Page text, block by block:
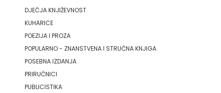
PLANJAX
KOMERC
POETIKA
POPULUS
DJEČJA KNJIŽEVNOST
KUHARICE
POEZIJA I PROZA
POPULARNO - ZNANSTVENA I STRUČNA KNJIGA
POSEBNA IZDANJA
PRIRUČNICI
PUBLICISTIKA